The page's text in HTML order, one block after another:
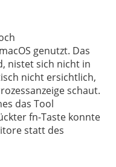
genutzt. Das
nistet sich nicht in
nicht ersichtlich,
schaut.
das Tool
fn-Taste konnte
statt des